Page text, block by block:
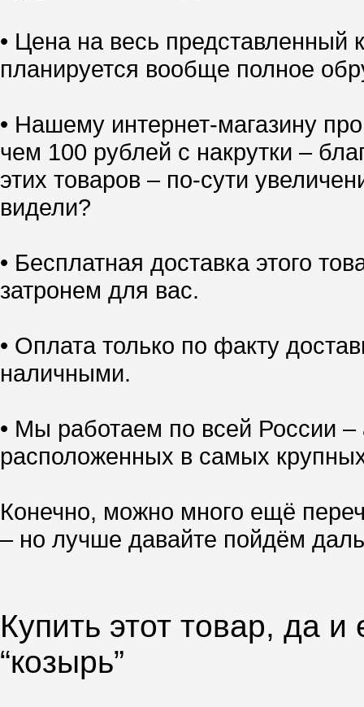
• Цена на весь
планируется вообще полное
• Нашему интернет-магазину
чем 100 рублей с накрутки –
этих товаров – по-сути
видели?
• Бесплатная доставка этого
затронем для вас.
• Оплата только по факту
наличными.
• Мы работаем по всей России
расположенных в самых
Конечно, можно много ещё
– но лучше давайте пойдём
Купить этот товар, да
“козырь”